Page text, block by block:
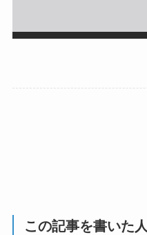
この記事を書いた人